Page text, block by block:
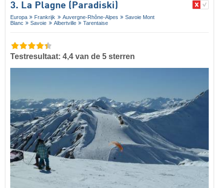
3. La Plagne (Paradiski)
Europa Frankrijk Auvergne-Rhône-Alpes
Savoie Mont
Blanc
Savoie Albertville Tarentaise
Testresultaat: 4,4 van de 5 sterren